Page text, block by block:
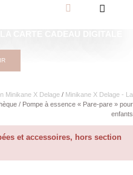
Minikane X Delage / Minikane X Delage - La
/ Pompe à essence « Pare-pare » pour
enfants
et accessoires, hors section